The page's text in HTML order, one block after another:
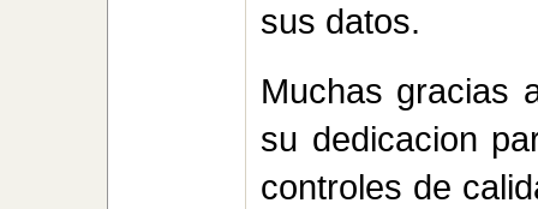
sus datos.
Muchas gracias
su dedicacion
controles de